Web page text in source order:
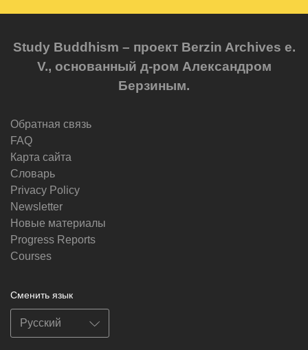
Study Buddhism – проект Berzin Archives e.
V., основанный д-ром Александром
Берзиным.
Обратная связь
FAQ
Карта сайта
Словарь
Privacy Policy
Newsletter
Новые материалы
Progress Reports
Courses
Сменить язык